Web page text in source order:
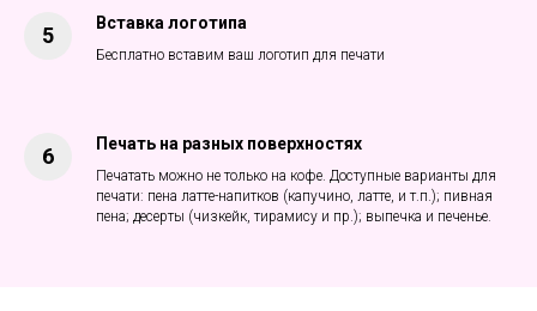
Вставка логотипа
Бесплатно вставим ваш логотип для печати
Печать на разных поверхностях
Печатать можно не только на кофе. Доступные варианты для
печати: пена латте-напитков (капучино, латте, и т.п.); пивная
пена; десерты (чизкейк, тирамису и пр.); выпечка и печенье.